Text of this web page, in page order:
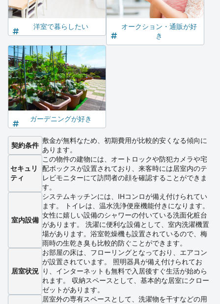
洋室で暮らしたい
オークション・通販が好
き
ガーデニングが好き
契約条件
敷金が無料なため、初期費用が比較的安くなる傾向に
あります。
セキュリ
ティ
この物件の建物には、オートロックや防犯カメラや宅
配ボックスが設置されており、来客時には居室内のテ
レビモニターにて訪問者の顔を確認することができま
す。
室内設備
システムキッチンには、IHコンロが備え付けられてい
ます。 トイレは、温水洗浄便座機能付きになります。
女性に嬉しい設備のシャワーの付いている洗面化粧台
があります。 洗濯に便利な設備として、室内洗濯機置
場があります。浴室乾燥機も設置されているので、梅
雨時の生乾き臭も比較的防ぐことができます。
居室状況
お部屋の床は、フローリングとなっており、エアコン
が設置されています。 照明器具が備え付けられてお
り、インターネットも無料で入居後すぐ生活が始めら
れます。 収納スペースとして、基本的な居室にクロー
ゼットがあります。
居室外の専有スペースとして、洗濯物を干すなどの用